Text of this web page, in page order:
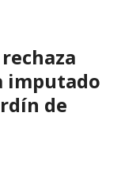
imputado
de